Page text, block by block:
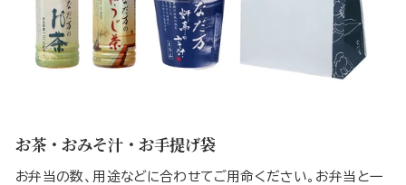
お茶・おみそ汁・お手提げ袋
お弁当の数、用途などに合わせてご用命ください。お弁当と一